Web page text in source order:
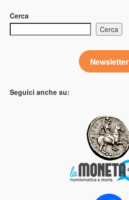
Cerca
Cerca
Newsletter
Seguici anche su: